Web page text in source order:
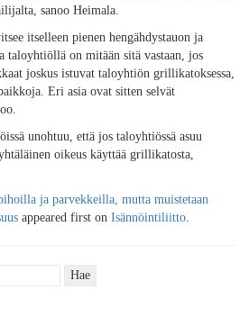
sanoo Heimala.
itselleen pienen hengähdystauon ja
taloyhtiöllä on mitään sitä vastaan, jos
joskus istuvat taloyhtiön grillikatoksessa,
Eri asia ovat sitten selvät
unohtuu, että jos taloyhtiössä asuu
oikeus käyttää grillikatosta,
ja parvekkeilla, mutta muistetaan
appeared first on Isännöintiliitto.